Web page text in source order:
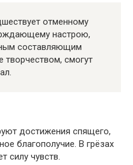
отменному
настрою,
составляющим
творчеством, смогут
достижения спящего,
благополучие. В грёзах
силу чувств.